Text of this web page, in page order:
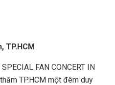
TP.HCM
FAN CONCERT IN
TP.HCM một đêm duy